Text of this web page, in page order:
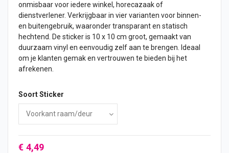
onmisbaar voor iedere winkel, horecazaak of
dienstverlener. Verkrijgbaar in vier varianten voor binnen-
en buitengebruik, waaronder transparant en statisch
hechtend. De sticker is 10 x 10 cm groot, gemaakt van
duurzaam vinyl en eenvoudig zelf aan te brengen. Ideaal
om je klanten gemak en vertrouwen te bieden bij het
afrekenen.
Soort Sticker
€ 4,49